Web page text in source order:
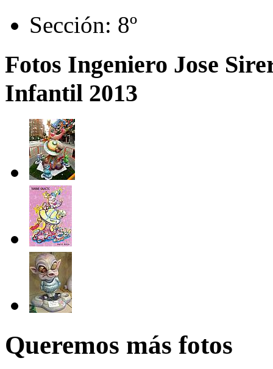
Sección: 8º
Fotos Ingeniero Jose
Infantil 2013
Queremos más fotos